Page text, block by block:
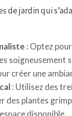
de jardin qui
: Optez
soigneusement
créer une
: Utilisez des
des plantes
disponible.